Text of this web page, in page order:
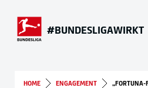
#BUNDESLIGAWIRKT
Suche
HOME ENGAGEMENT